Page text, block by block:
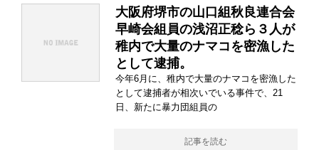
大阪府堺市の山口組秋良連合会
早崎会組員の浅沼正稔ら３人が
稚内で大量のナマコを密漁した
として逮捕。
今年6月に、稚内で大量のナマコを密漁した
として逮捕者が相次いでいる事件で、21
日、新たに暴力団組員の
記事を読む